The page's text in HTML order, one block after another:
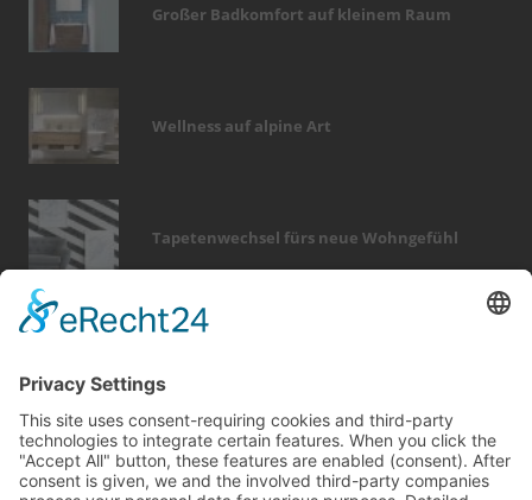
Großer Badkomfort auf kleinem Raum
Wellness auf alpine Art
Tapetenwechsel fürs neue Wohngefühl
renovieren finanzierung keller heizung
fliesen
küche
garten modernisieren fenster elektro